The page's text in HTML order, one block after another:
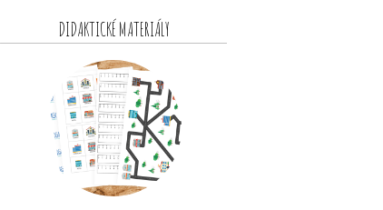
DIDAKTICKÉ MATERIÁLY